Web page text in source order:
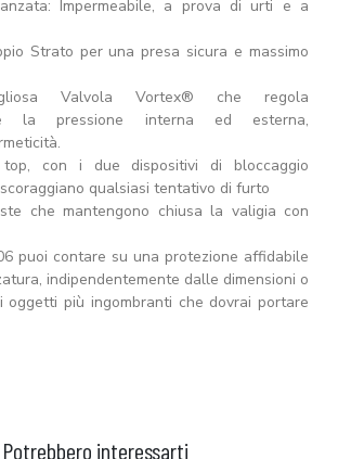
Impermeabile, a prova di urti e a
Strato per una presa sicura e massimo
Valvola Vortex® che regola
la pressione interna ed esterna,
con i due dispositivi di bloccaggio
qualsiasi tentativo di furto
che mantengono chiusa la valigia con
puoi contare su una protezione affidabile
indipendentemente dalle dimensioni o
oggetti più ingombranti che dovrai portare
Potrebbero interessarti